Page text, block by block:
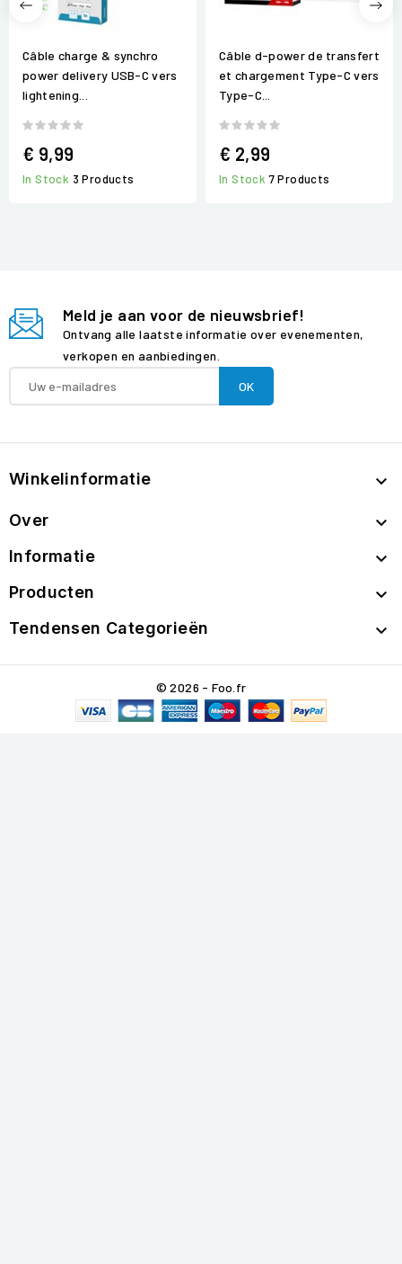
Câble charge & synchro
power delivery USB-C vers
lightening...
€ 9,99
In Stock 3 Products
Câble d-power de transfert
et chargement Type-C vers
Type-C...
€ 2,99
In Stock 7 Products
Meld je aan voor de nieuwsbrief!
Ontvang alle laatste informatie over evenementen,
verkopen en aanbiedingen.
Winkelinformatie 
Over 
Informatie 
Producten 
Tendensen Categorieën 
© 2026 - Foo.fr